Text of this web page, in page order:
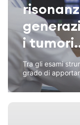
i
Tra gli esami
grado di